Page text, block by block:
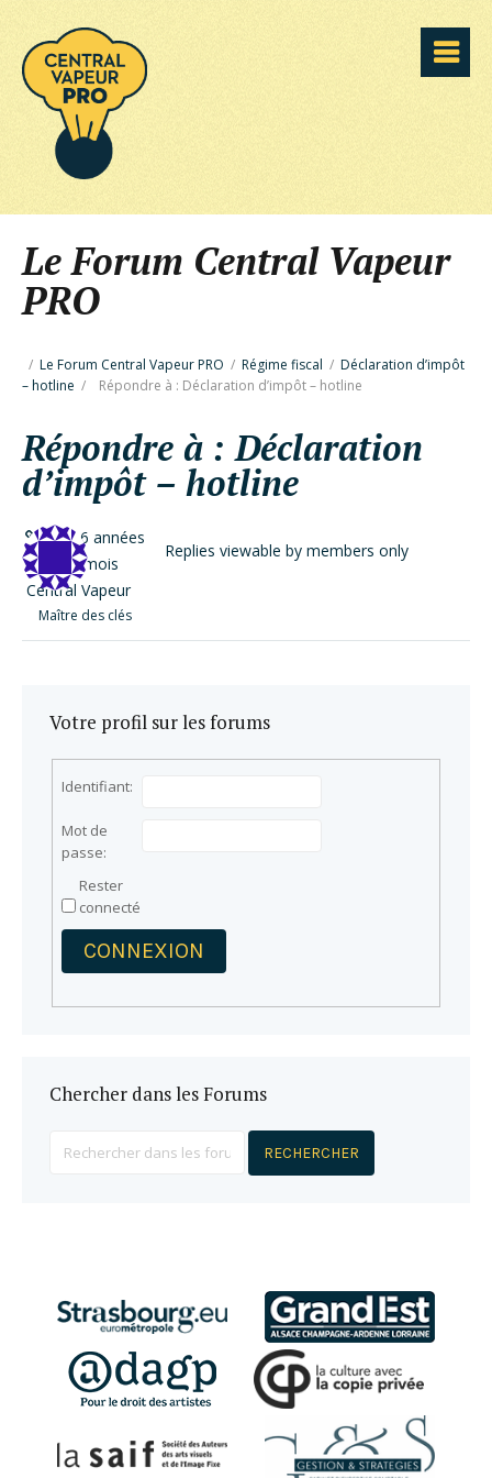
Le Forum Central Vapeur
PRO
/ Le Forum Central Vapeur PRO / Régime fiscal / Déclaration d’impôt
– hotline / Répondre à : Déclaration d’impôt – hotline
Répondre à : Déclaration
d’impôt – hotline
il y a 6 années
et 1 mois
Central Vapeur
Maître des clés
Replies viewable by members only
Votre profil sur les forums
Identifiant:
Mot de
passe:
Rester
connecté
CONNEXION
Chercher dans les Forums